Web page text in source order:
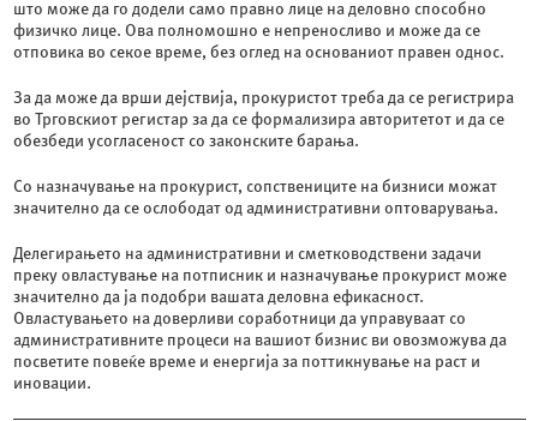
што може да го додели само правно лице на деловно способно
физичко лице. Ова полномошно е непреносливо и може да се
отповика во секое време, без оглед на основаниот правен однос.
За да може да врши дејствија, прокуристот треба да се регистрира
во Трговскиот регистар за да се формализира авторитетот и да се
обезбеди усогласеност со законските барања.
Со назначување на прокурист, сопствениците на бизниси можат
значително да се ослободат од административни оптоварувања.
Делегирањето на административни и сметководствени задачи
преку овластување на потписник и назначување прокурист може
значително да ја подобри вашата деловна ефикасност.
Овластувањето на доверливи соработници да управуваат со
административните процеси на вашиот бизнис ви овозможува да
посветите повеќе време и енергија за поттикнување на раст и
иновации.